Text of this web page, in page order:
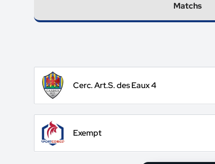
Matchs
Cerc. Art.S. des Eaux 4
Exempt